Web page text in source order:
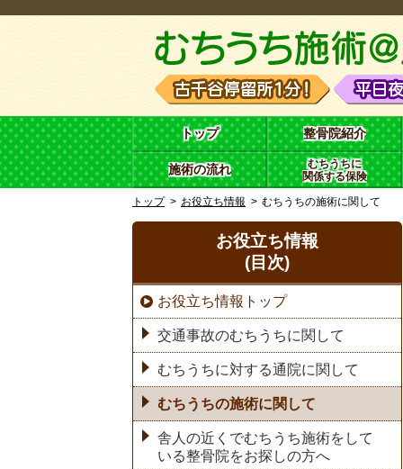
トップ 整骨院紹介
施術の流れ
むちうちに
関係する保険
トップ
お役立ち情報 むちうちの施術に関して
お役立ち情報
(目次)
お役立ち情報トップ
交通事故のむちうちに関して
むちうちに対する通院に関して
むちうちの施術に関して
舎人の近くでむちうち施術をして
いる整骨院をお探しの方へ